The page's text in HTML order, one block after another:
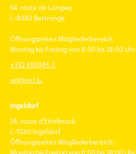
54, route de Longwy
L-8080 Bertrange
Öffnungszeiten Mitgliederbereich:
Montag bis Freitag von 8:00 bis 18:00 Uhr
+352 450045-1
acl@acl.lu
Ingeldorf
34, route d'Ettelbruck
L-9160 Ingeldorf
Öffnungszeiten Mitgliederbereich: